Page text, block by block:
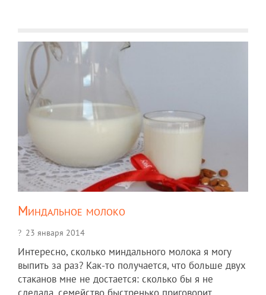
Миндальное молоко
23 января 2014
Интересно, сколько миндального молока я могу
выпить за раз? Как-то получается, что больше двух
стаканов мне не достается: сколько бы я не